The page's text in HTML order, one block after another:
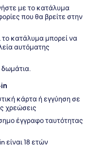
με το κατάλυμα
που θα βρείτε στην
το κατάλυμα μπορεί να
αυτόματης
δωμάτια.
κάρτα ή εγγύηση σε
χρεώσεις
έγγραφο ταυτότητας
είναι 18 ετών